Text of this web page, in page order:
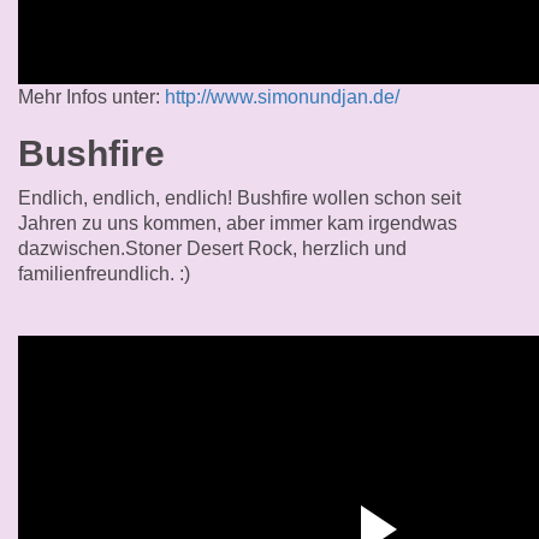
Mehr Infos unter: http://www.simonundjan.de/
Bushfire
Endlich, endlich, endlich! Bushfire wollen schon seit
Jahren zu uns kommen, aber immer kam irgendwas
dazwischen.Stoner Desert Rock, herzlich und
familienfreundlich. :)